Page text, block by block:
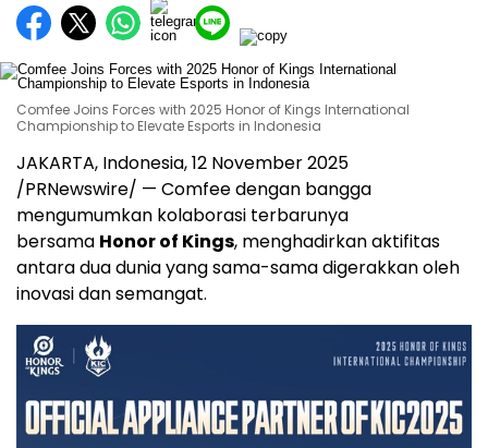
Comfee Joins Forces with 2025 Honor of Kings International
Championship to Elevate Esports in Indonesia
JAKARTA, Indonesia,12 November 2025
/PRNewswire/ — Comfee dengan bangga
mengumumkan kolaborasi terbarunya
bersama Honor of Kings, menghadirkan aktifitas
antara dua dunia yang sama-sama digerakkan oleh
inovasi dan semangat.